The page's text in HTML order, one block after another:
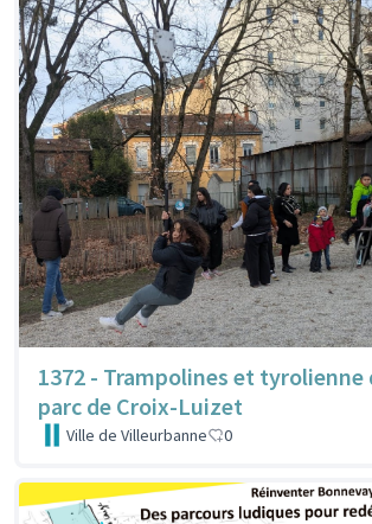
1372 - Trampolines et tyrolienne
parc de Croix-Luizet
Ville de Villeurbanne 0